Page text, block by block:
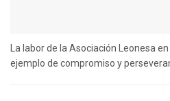
La labor de la Asociación Leonesa
ejemplo de compromiso y